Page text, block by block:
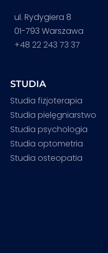
ul. Rydygiera 8
01-793 Warszawa
+48 22 243 73 37
STUDIA
Studia fizjoterapia
Studia pielęgniarstwo
Studia psychologia
Studia optometria
Studia osteopatia